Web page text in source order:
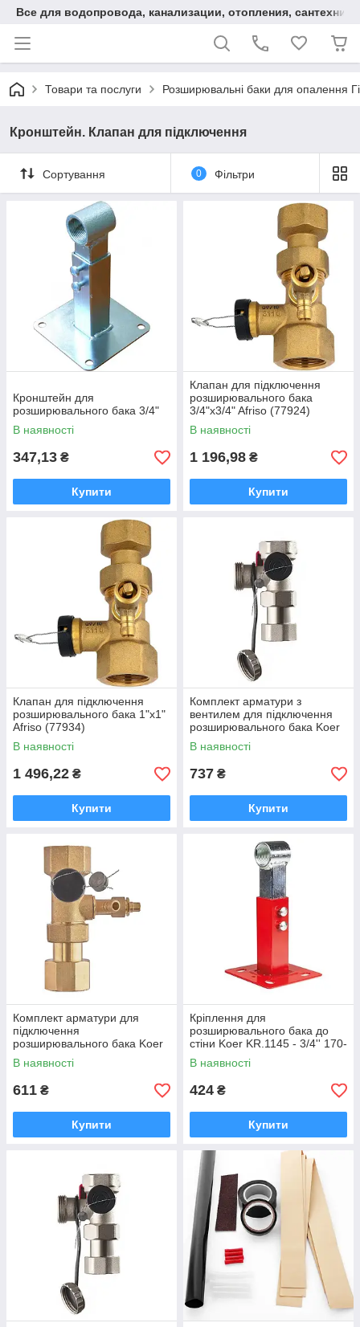
Все для водопровода, канализации, отопления, сантехники
Товари та послуги Розширювальні баки для опалення
Кронштейн. Клапан для підключення
Сортування 0 Фільтри
Кронштейн для
розширювального бака 3/4"
В наявності
347,13 ₴
Купити
Клапан для підключення
розширювального бака
3/4"x3/4" Afriso (77924)
В наявності
1 196,98 ₴
Купити
Клапан для підключення
розширювального бака 1"x1"
Afriso (77934)
В наявності
1 496,22 ₴
Купити
Комплект арматури з
вентилем для підключення
розширювального бака Koer
KR.1045 - 1" (KR3113)
В наявності
737 ₴
Купити
Комплект арматури для
підключення
розширювального бака Koer
KR.1044.WN - 3/4" (KR5698)
В наявності
611 ₴
Купити
Кріплення для
розширювального бака до
стіни Koer KR.1145 - 3/4'' 170-
270mm (KR5036)
В наявності
424 ₴
Купити